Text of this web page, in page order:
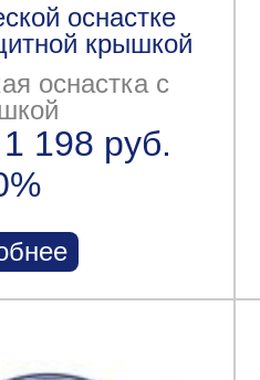
оснастке
крышкой
оснастка с
1 198 руб.